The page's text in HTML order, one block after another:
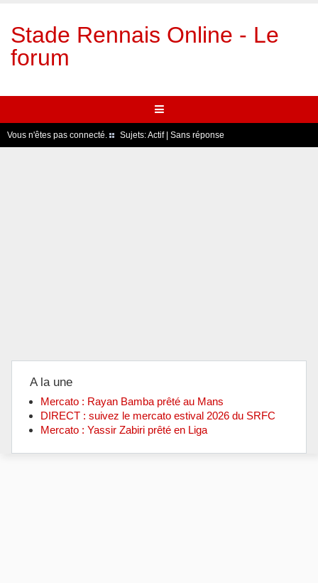
Stade Rennais Online - Le
forum
Vous n'êtes pas connecté. Sujets:Actif| Sans réponse
A la une
Mercato : Rayan Bamba prêté au Mans
DIRECT : suivez le mercato estival 2026 du SRFC
Mercato : Yassir Zabiri prêté en Liga